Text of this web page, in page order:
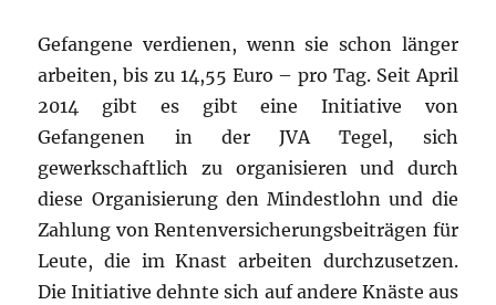
Gefangene verdienen, wenn sie schon länger
arbeiten, bis zu 14,55 Euro – pro Tag. Seit April
2014 gibt es gibt eine Initiative von
Gefangenen in der JVA Tegel, sich
gewerkschaftlich zu organisieren und durch
diese Organisierung den Mindestlohn und die
Zahlung von Rentenversicherungsbeiträgen für
Leute, die im Knast arbeiten durchzusetzen.
Die Initiative dehnte sich auf andere Knäste aus